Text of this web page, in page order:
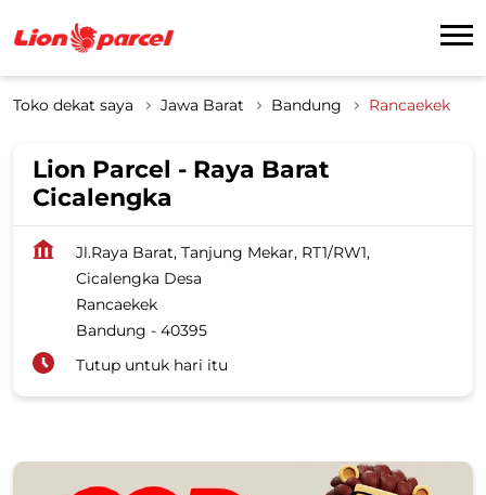
Toko dekat saya Jawa Barat Bandung Rancaekek
Lion Parcel - Raya Barat
Cicalengka
Jl.Raya Barat, Tanjung Mekar, RT1/RW1,
Cicalengka Desa
Rancaekek
Bandung - 40395
Tutup untuk hari itu